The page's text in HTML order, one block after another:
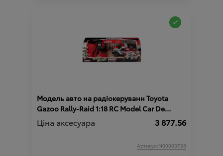
Модель авто на радіокеруванн Toyota
Gazoo Rally-Raid 1:18 RC Model Car De
Villiers HILUX T1+
Ціна аксесуара 3 877.56
Артикул:N00003728